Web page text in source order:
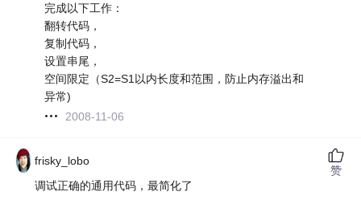
完成以下工作：
翻转代码，
复制代码，
设置串尾，
空间限定（S2=S1以内长度和范围，防止内存溢出和
异常)
2008-11-06
frisky_lobo
调试正确的通用代码，最简化了
赞